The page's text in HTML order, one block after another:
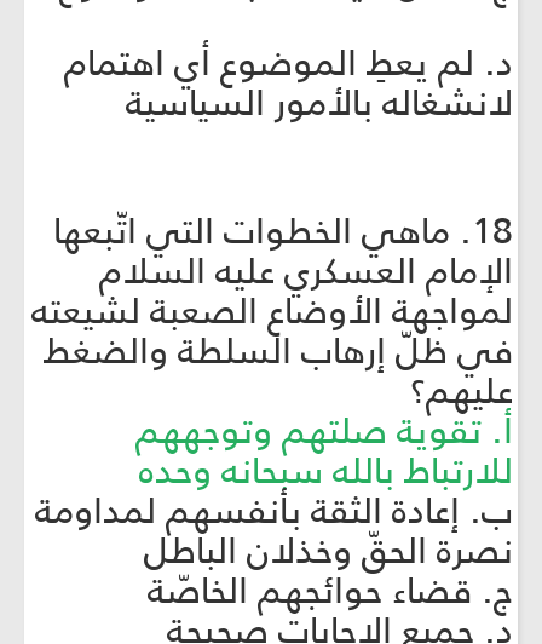
د. لم يعطِ الموضوع أي اهتمام
لانشغاله بالأمور السياسية
18. ماهي الخطوات التي اتّبعها
الإمام العسكري عليه السلام
لمواجهة الأوضاع الصعبة لشيعته
في ظلّ إرهاب السلطة والضغط
عليهم؟
أ. تقوية صلتهم وتوجههم
للارتباط بالله سبحانه وحده
ب. إعادة الثقة بأنفسهم لمداومة
نصرة الحقّ وخذلان الباطل
ج. قضاء حوائجهم الخاصّة
د. جميع الإجابات صحيحة